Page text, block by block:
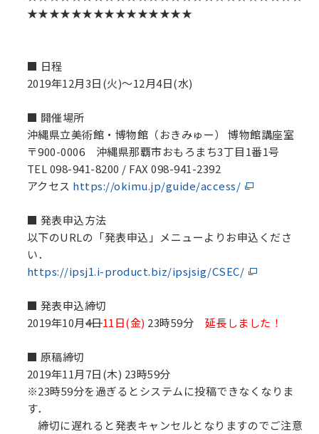
★★★★★★★★★★★★★★★
■ 日程
2019年12月3日(火)～12月4日(水)
■ 開催場所
沖縄県立美術館・博物館（おきみゅー） 博物館講座室
〒900-0006 沖縄県那覇市おもろまち3丁目1番1号
TEL 098-941-8200 / FAX 098-941-2392
アクセス https://okimu.jp/guide/access/
■ 発表申込方法
以下のURLの「発表申込」メニューよりお申込くださ
い．
https://ipsj1.i-product.biz/ipsjsig/CSEC/
■ 発表申込締切
2019年10月4日11日(金) 23時59分 延長しました！
■ 原稿締切
2019年11月7日(木) 23時59分
※23時59分を過ぎるとシステムに投稿できなくなりま
す．
締切に遅れると発表キャンセルとなりますのでご注意